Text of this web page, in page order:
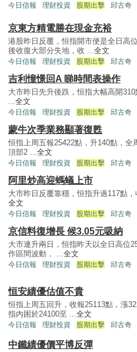
今日信報 理財投資 股期出擊 邱古奇
京東方精電勝在現金充裕
港股昨日反覆，恒指開市便是全日高
後收復大部分失地，收 ...全文
今日信報 理財投資 股期出擊 邱古奇
吉利憧憬回A 睇時間表操作
大市昨日先升後跌，恒指大幅高開
...全文
今日信報 理財投資 股期出擊 邱古奇
蒙牛次季業務顯著復甦
恒指上周五報25422點，升140點，
頂部2 ...全文
今日信報 理財投資 股期出擊 邱古奇
阿里炒高迎螞蟻上市
大市昨日反覆靠穩，恒指升過117點
全文
今日信報 理財投資 股期出擊 邱古奇
京信料復增長 候3.05元吸納
大市連升兩日，恒指昨天以全日高位
作區間波動， ...全文
今日信報 理財投資 股期出擊 邱古奇
恒安績優估值不貴
恒指上周五回升，收報25113點，漲
指內困於24100至 ... 全文
今日信報 理財投資 股期出擊 邱古奇
中鐵績優價平博反彈